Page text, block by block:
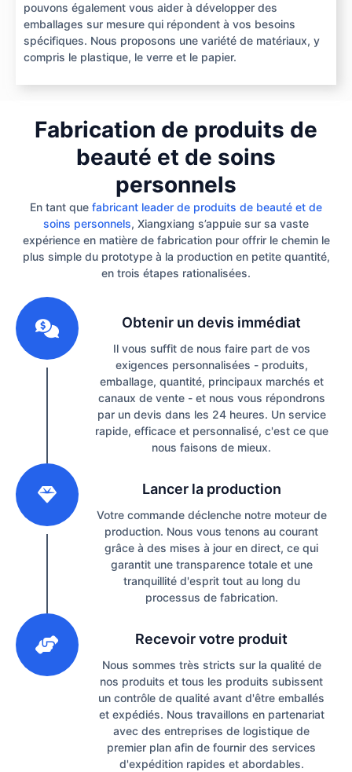
pouvons également vous aider à développer des
emballages sur mesure qui répondent à vos besoins
spécifiques. Nous proposons une variété de matériaux, y
compris le plastique, le verre et le papier.
Fabrication de produits de
beauté et de soins
personnels
En tant que fabricant leader de produits de beauté et de
soins personnels, Xiangxiang s’appuie sur sa vaste
expérience en matière de fabrication pour offrir le chemin le
plus simple du prototype à la production en petite quantité,
en trois étapes rationalisées.
Obtenir un devis immédiat
Il vous suffit de nous faire part de vos
exigences personnalisées - produits,
emballage, quantité, principaux marchés et
canaux de vente - et nous vous répondrons
par un devis dans les 24 heures. Un service
rapide, efficace et personnalisé, c'est ce que
nous faisons de mieux.
Lancer la production
Votre commande déclenche notre moteur de
production. Nous vous tenons au courant
grâce à des mises à jour en direct, ce qui
garantit une transparence totale et une
tranquillité d'esprit tout au long du
processus de fabrication.
Recevoir votre produit
Nous sommes très stricts sur la qualité de
nos produits et tous les produits subissent
un contrôle de qualité avant d'être emballés
et expédiés. Nous travaillons en partenariat
avec des entreprises de logistique de
premier plan afin de fournir des services
d'expédition rapides et abordables.